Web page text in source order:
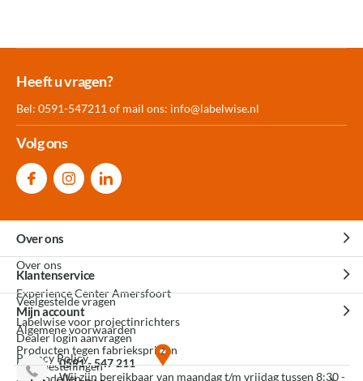
Meer dan 30.000
Heeft u vragen?
Bel: 0591-547211 of mail ons: info@labelwise.nl
Volg ons
Over ons
Over ons
Experience Center Amersfoort
Labelwise voor projectinrichters
Producten tegen fabrieksprijzen
Klantenservice
Veelgestelde vragen
Algemene voorwaarden
Privacy Policy
Mijn account
Dealer login aanvragen
Mijn bestellingen
0591 - 547 211
Wij zijn bereikbaar van maandag t/m vrijdag tussen 8:30 -